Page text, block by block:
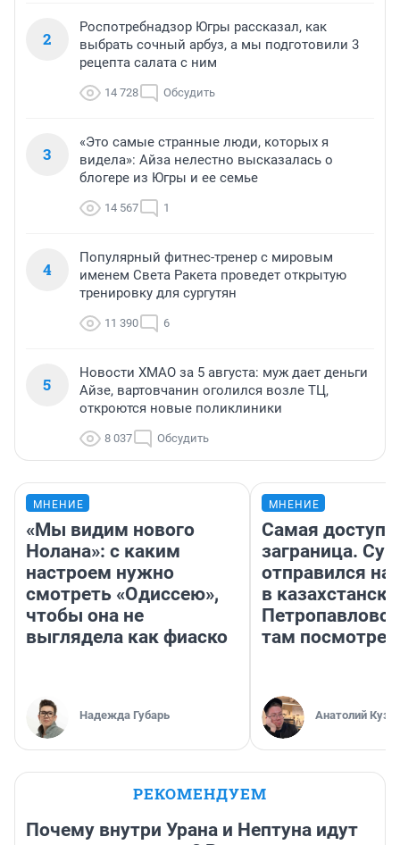
2
Роспотребнадзор Югры рассказал, как
выбрать сочный арбуз, а мы подготовили 3
рецепта салата с ним
14 728 Обсудить
3
«Это самые странные люди, которых я
видела»: Айза нелестно высказалась о
блогере из Югры и ее семье
14 567 1
4
Популярный фитнес-тренер с мировым
именем Света Ракета проведет открытую
тренировку для сургутян
11 390 6
5
Новости ХМАО за 5 августа: муж дает деньги
Айзе, вартовчанин оголился возле ТЦ,
откроются новые поликлиники
8 037 Обсудить
МНЕНИЕ
«Мы видим нового
Нолана»: с каким
настроем нужно
смотреть «Одиссею»,
чтобы она не
выглядела как фиаско
Надежда Губарь
МНЕНИЕ
Самая
заграница.
отправился
в
там
Анатолий
РЕКОМЕНДУЕМ
Почему внутри Урана и Нептуна идут